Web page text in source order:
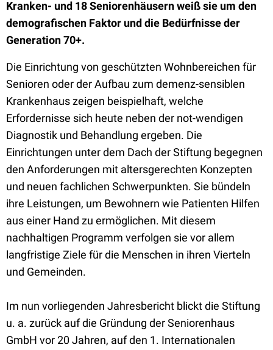
Kranken- und 18 Seniorenhäusern weiß sie um den
demografischen Faktor und die Bedürfnisse der
Generation 70+.
Die Einrichtung von geschützten Wohnbereichen für
Senioren oder der Aufbau zum demenz-sensiblen
Krankenhaus zeigen beispielhaft, welche
Erfordernisse sich heute neben der not-wendigen
Diagnostik und Behandlung ergeben. Die
Einrichtungen unter dem Dach der Stiftung begegnen
den Anforderungen mit altersgerechten Konzepten
und neuen fachlichen Schwerpunkten. Sie bündeln
ihre Leistungen, um Bewohnern wie Patienten Hilfen
aus einer Hand zu ermöglichen. Mit diesem
nachhaltigen Programm verfolgen sie vor allem
langfristige Ziele für die Menschen in ihren Vierteln
und Gemeinden.
Im nun vorliegenden Jahresbericht blickt die Stiftung
u. a. zurück auf die Gründung der Seniorenhaus
GmbH vor 20 Jahren, auf den 1. Internationalen